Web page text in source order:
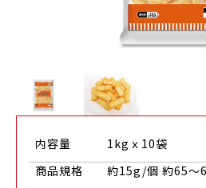
内容量
1kgｘ10袋
商品規格
約15g/個 約65～